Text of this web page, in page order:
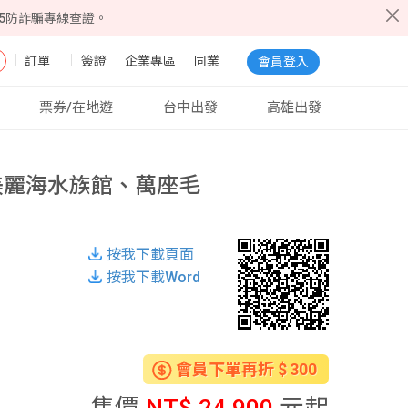
詐騙專線查證。
訂單 簽證 企業專區 同業 會員登入
票券/在地遊 台中出發 高雄出發
海水族館、萬座毛
按我下載頁面
按我下載Word
會員下單再折 300